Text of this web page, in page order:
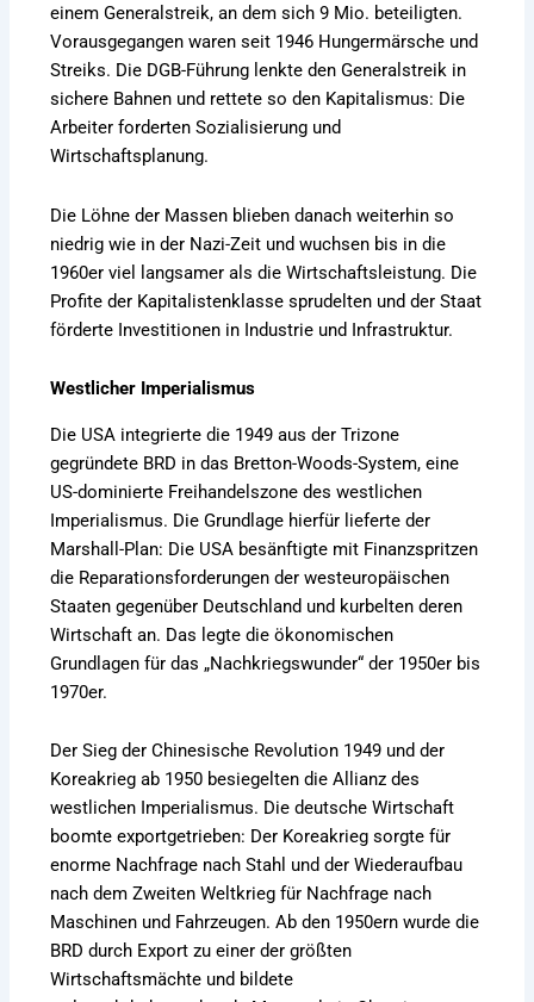
einem Generalstreik, an dem sich 9 Mio. beteiligten.
Vorausgegangen waren seit 1946 Hungermärsche und
Streiks. Die DGB-Führung lenkte den Generalstreik in
sichere Bahnen und rettete so den Kapitalismus: Die
Arbeiter forderten Sozialisierung und
Wirtschaftsplanung.
Die Löhne der Massen blieben danach weiterhin so
niedrig wie in der Nazi-Zeit und wuchsen bis in die
1960er viel langsamer als die Wirtschaftsleistung. Die
Profite der Kapitalistenklasse sprudelten und der Staat
förderte Investitionen in Industrie und Infrastruktur.
Westlicher Imperialismus
Die USA integrierte die 1949 aus der Trizone
gegründete BRD in das Bretton-Woods-System, eine
US-dominierte Freihandelszone des westlichen
Imperialismus. Die Grundlage hierfür lieferte der
Marshall-Plan: Die USA besänftigte mit Finanzspritzen
die Reparationsforderungen der westeuropäischen
Staaten gegenüber Deutschland und kurbelten deren
Wirtschaft an. Das legte die ökonomischen
Grundlagen für das „Nachkriegswunder“ der 1950er bis
1970er.
Der Sieg der Chinesische Revolution 1949 und der
Koreakrieg ab 1950 besiegelten die Allianz des
westlichen Imperialismus. Die deutsche Wirtschaft
boomte exportgetrieben: Der Koreakrieg sorgte für
enorme Nachfrage nach Stahl und der Wiederaufbau
nach dem Zweiten Weltkrieg für Nachfrage nach
Maschinen und Fahrzeugen. Ab den 1950ern wurde die
BRD durch Export zu einer der größten
Wirtschaftsmächte und bildete